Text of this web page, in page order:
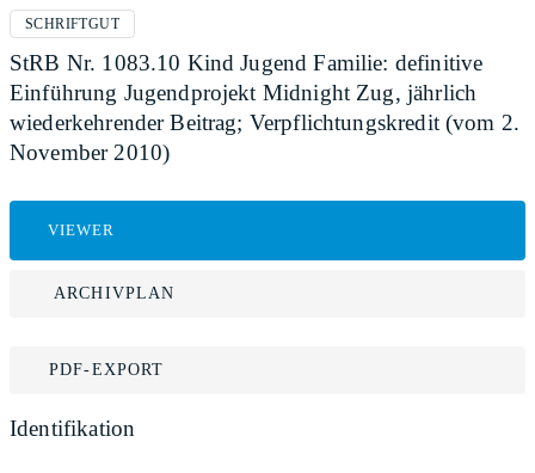
SCHRIFTGUT
StRB Nr. 1083.10 Kind Jugend Familie: definitive
Einführung Jugendprojekt Midnight Zug, jährlich
wiederkehrender Beitrag; Verpflichtungskredit (vom 2.
November 2010)
VIEWER
ARCHIVPLAN
PDF-EXPORT
Identifikation